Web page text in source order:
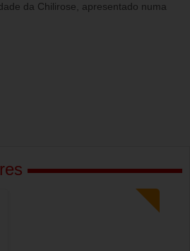
da Chilirose, apresentado numa